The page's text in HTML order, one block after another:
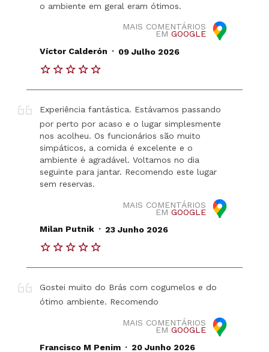
o ambiente em geral eram ótimos.
MAIS COMENTÁRIOS
EM GOOGLE
Víctor Calderón . 09 Julho 2026
Experiência fantástica. Estávamos passando
por perto por acaso e o lugar simplesmente
nos acolheu. Os funcionários são muito
simpáticos, a comida é excelente e o
ambiente é agradável. Voltamos no dia
seguinte para jantar. Recomendo este lugar
sem reservas.
MAIS COMENTÁRIOS
EM GOOGLE
Milan Putnik . 23 Junho 2026
Gostei muito do Brás com cogumelos e do
ótimo ambiente. Recomendo
MAIS COMENTÁRIOS
EM GOOGLE
Francisco M Penim . 20 Junho 2026